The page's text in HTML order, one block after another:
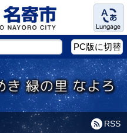
Language
PC版に切替
RSS